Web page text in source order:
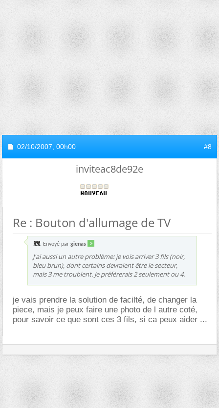
02/10/2007, 00h00 #8
inviteac8de92e
Re : Bouton d'allumage de TV
Envoyé par gienas
J'ai aussi un autre problème: je vois arriver 3 fils (noir,
bleu brun), dont certains devraient être le secteur,
mais 3 me troublent. Je préfèrerais 2 seulement ou 4.
je vais prendre la solution de facilté, de changer la
piece, mais je peux faire une photo de l autre coté,
pour savoir ce que sont ces 3 fils, si ca peux aider ...